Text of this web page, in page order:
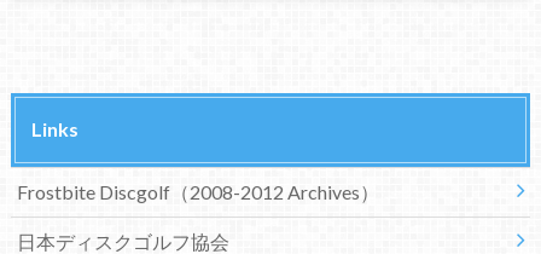
Links
Frostbite Discgolf（2008-2012 Archives）
日本ディスクゴルフ協会